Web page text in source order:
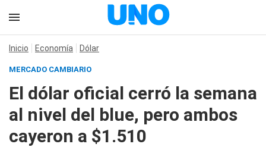
Inicio Economía Dólar
MERCADO CAMBIARIO
El dólar oficial cerró la semana
al nivel del blue, pero ambos
cayeron a $1.510